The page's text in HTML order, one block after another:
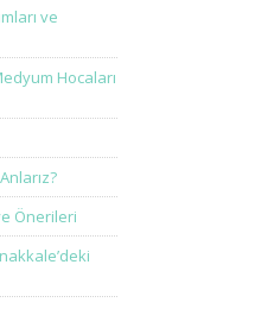
ve
Hocaları
Önerileri